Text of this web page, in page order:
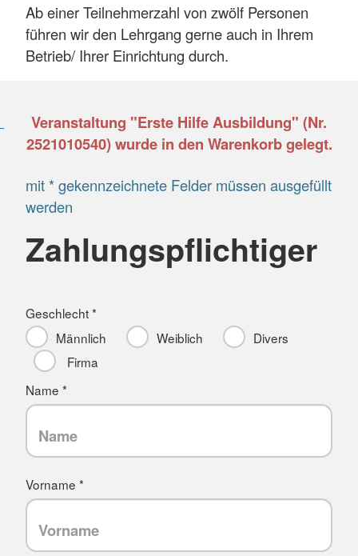
Ab einer Teilnehmerzahl von zwölf Personen
führen wir den Lehrgang gerne auch in Ihrem
Betrieb/ Ihrer Einrichtung durch.
Veranstaltung "Erste Hilfe Ausbildung" (Nr.
2521010540) wurde in den Warenkorb gelegt.
mit * gekennzeichnete Felder müssen ausgefüllt
werden
Zahlungspflichtiger
Geschlecht *
Männlich
Weiblich
Divers
Firma
Name *
Vorname *